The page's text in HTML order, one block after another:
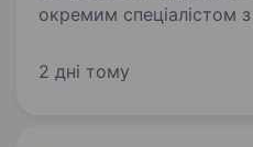
окремим спеціалістом з
консолідацію та аналіз
2 дні тому